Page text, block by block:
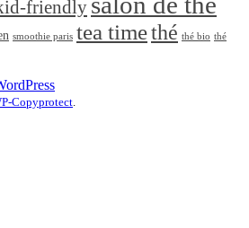
friendly
smoothie paris tea timethé thé bio thé
Copyprotect.